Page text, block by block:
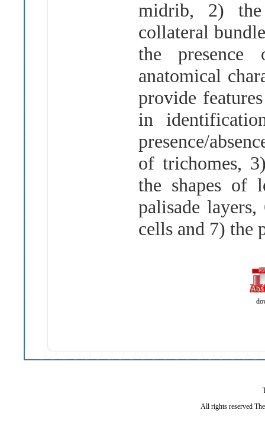
midrib, 2) the
collateral
the presence
anatomical
provide
in
presence/
of trichomes,
the shapes of
palisade
cells and 7) the
All rights reserved